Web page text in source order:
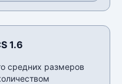
1.6
средних размеров